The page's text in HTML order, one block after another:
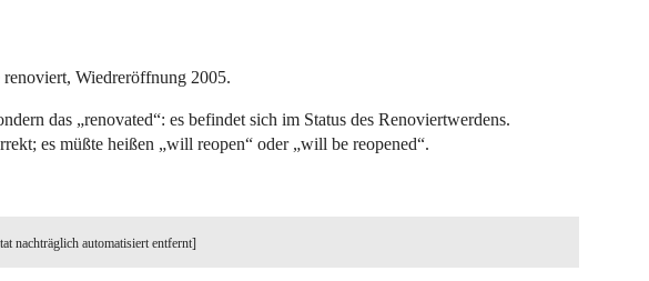
Wiedreröffnung 2005.
das „renovated“: es befindet sich im Status des Renoviertwerdens.
es müßte heißen „will reopen“ oder „will be reopened“.
nachträglich automatisiert entfernt]